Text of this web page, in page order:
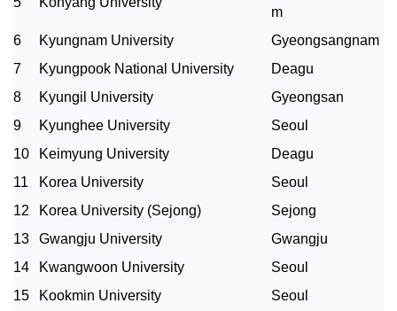
m
6
Kyungnam University
Gyeongsangnam
7
Kyungpook National University
Deagu
8
Kyungil University
Gyeongsan
9
Kyunghee University
Seoul
10
Keimyung University
Deagu
11
Korea University
Seoul
12
Korea University (Sejong)
Sejong
13
Gwangju University
Gwangju
14
Kwangwoon University
Seoul
15
Kookmin University
Seoul